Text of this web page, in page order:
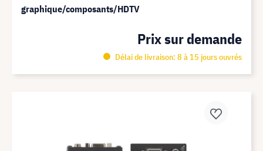
graphique/composants/HDTV
Prix sur demande
Délai de livraison: 8 à 15 jours ouvrés